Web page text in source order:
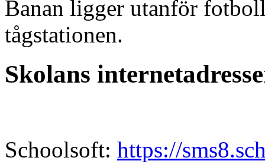
Banan ligger utanför
tågstationen.
Skolans
Schoolsoft: https://